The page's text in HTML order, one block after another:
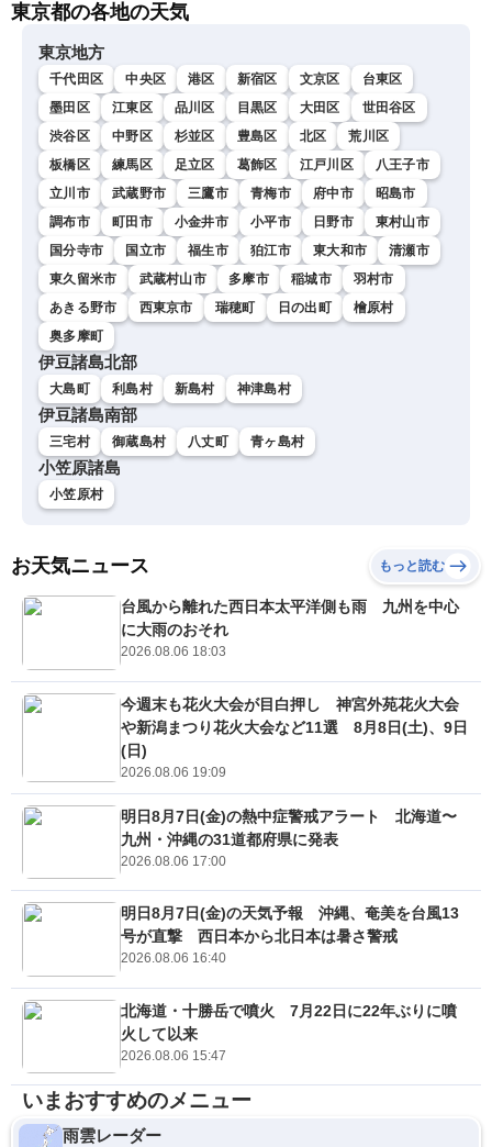
東京都の各地の天気
東京地方
千代田区 中央区 港区 新宿区 文京区
台東区
墨田区
江東区 品川区 目黒区 大田区
世田谷区
渋谷区
中野区 杉並区 豊島区 北区
荒川区
板橋区
練馬区 足立区 葛飾区 江戸川区
八王子市
立川市
武蔵野市 三鷹市 青梅市 府中市
昭島市
調布市
町田市 小金井市 小平市 日野市
東村山市
国分寺市
国立市 福生市 狛江市 東大和市
清瀬市
東久留米市
武蔵村山市 多摩市 稲城市
羽村市
あきる野市
西東京市 瑞穂町 日の出町
檜原村
奥多摩町
伊豆諸島北部
大島町 利島村 新島村 神津島村
伊豆諸島南部
三宅村 御蔵島村 八丈町 青ヶ島村
小笠原諸島
小笠原村
お天気ニュース もっと読む
台風から離れた西日本太平洋側も雨 九州を中心
に大雨のおそれ
2026.08.06 18:03
今週末も花火大会が目白押し 神宮外苑花火大会
や新潟まつり花火大会など11選 8月8日(土)、9日
(日)
2026.08.06 19:09
明日8月7日(金)の熱中症警戒アラート 北海道〜
九州・沖縄の31道都府県に発表
2026.08.06 17:00
明日8月7日(金)の天気予報 沖縄、奄美を台風13
号が直撃 西日本から北日本は暑さ警戒
2026.08.06 16:40
北海道・十勝岳で噴火 7月22日に22年ぶりに噴
火して以来
2026.08.06 15:47
いまおすすめのメニュー
雨雲レーダー